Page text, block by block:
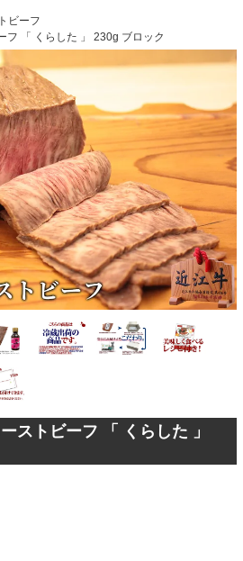
ビーフ
フ 「 くらした 」 230g ブロック
ストビーフ 「 くらした 」